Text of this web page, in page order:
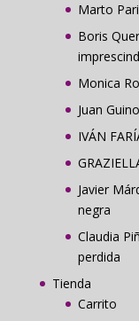
Marto
Boris
Monica
Juan
IVÁN
Javier
negra
Claudia
perdida
Tienda
Carrito